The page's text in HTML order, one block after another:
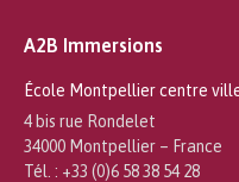
A2B Immersions
École Montpellier centre
4 bis rue Rondelet
34000 Montpellier – France
Tél. : +33 (0)6 58 38 54 28